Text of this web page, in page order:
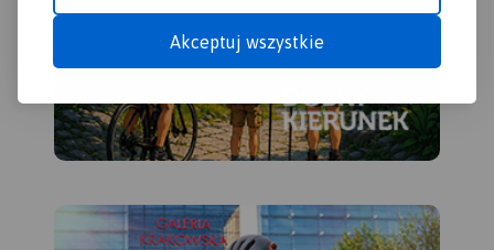
Akceptuj wszystkie